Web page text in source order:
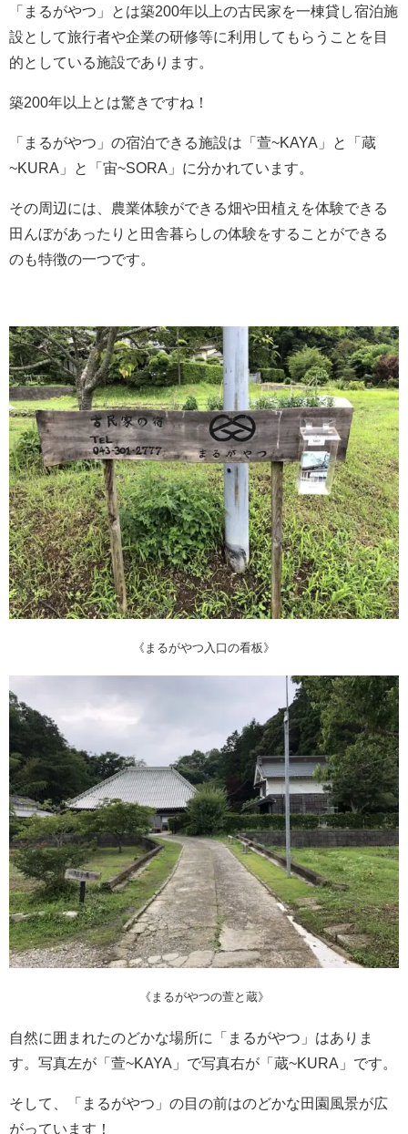
「まるがやつ」とは築200年以上の古民家を一棟貸し宿泊施
設として旅行者や企業の研修等に利用してもらうことを目
的としている施設であります。
築200年以上とは驚きですね！
「まるがやつ」の宿泊できる施設は「萱~KAYA」と「蔵
~KURA」と「宙~SORA」に分かれています。
その周辺には、農業体験ができる畑や田植えを体験できる
田んぼがあったりと田舎暮らしの体験をすることができる
のも特徴の一つです。
《まるがやつ入口の看板》
《まるがやつの萱と蔵》
自然に囲まれたのどかな場所に「まるがやつ」はありま
す。写真左が「萱~KAYA」で写真右が「蔵~KURA」です。
そして、「まるがやつ」の目の前はのどかな田園風景が広
がっています！